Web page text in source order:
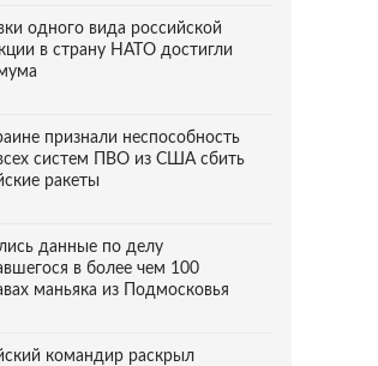
одного вида российской
в страну НАТО достигли
признали неспособность
систем ПВО из США сбить
ракеты
данные по делу
в более чем 100
маньяка из Подмосковья
командир раскрыл